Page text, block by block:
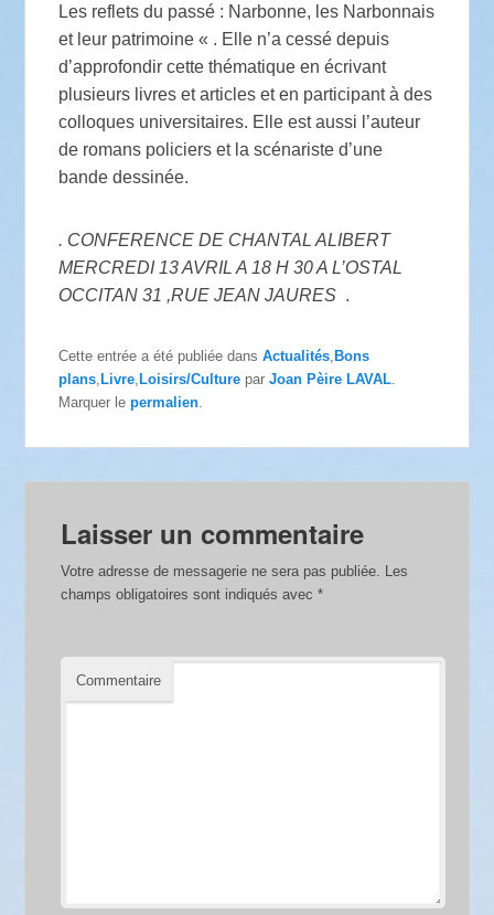
Les reflets du passé : Narbonne, les Narbonnais
et leur patrimoine « . Elle n’a cessé depuis
d’approfondir cette thématique en écrivant
plusieurs livres et articles et en participant à des
colloques universitaires. Elle est aussi l’auteur
de romans policiers et la scénariste d’une
bande dessinée.
. CONFERENCE DE CHANTAL ALIBERT
MERCREDI 13 AVRIL A 18 H 30 A L’OSTAL
OCCITAN 31 ,RUE JEAN JAURES .
Cette entrée a été publiée dansActualités ,Bons
plans ,Livre ,Loisirs/Culture parJoan Pèire LAVAL
Marquer lepermalien
Laisser un commentaire
Votre adresse de messagerie ne sera pas publiée. Les
champs obligatoires sont indiqués avec*
Commentaire